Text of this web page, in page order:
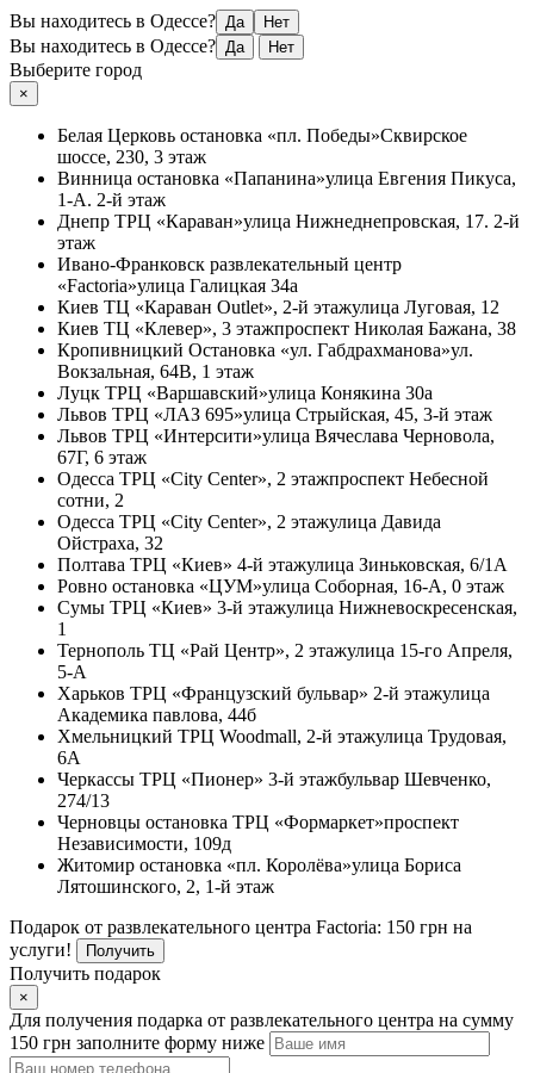
Вы находитесь в Одессе? Да Нет
Вы находитесь в Одессе? Да Нет
Выберите город
×
Белая Церковь остановка «пл. Победы»Сквирское
шоссе, 230, 3 этаж
Винница остановка «Папанина»улица Евгения Пикуса,
1-А. 2-й этаж
Днепр ТРЦ «Караван»улица Нижнеднепровская, 17. 2-й
этаж
Ивано-Франковск развлекательный центр
«Factoria»улица Галицкая 34а
Киев ТЦ «Караван Outlet», 2-й этажулица Луговая, 12
Киев ТЦ «Клевер», 3 этажпроспект Николая Бажана, 38
Кропивницкий Остановка «ул. Габдрахманова»ул.
Вокзальная, 64В, 1 этаж
Луцк ТРЦ «Варшавский»улица Конякина 30а
Львов ТРЦ «ЛАЗ 695»улица Стрыйская, 45, 3-й этаж
Львов ТРЦ «Интерсити»улица Вячеслава Черновола,
67Г, 6 этаж
Одесса ТРЦ «City Center», 2 этажпроспект Небесной
сотни, 2
Одесса ТРЦ «City Center», 2 этажулица Давида
Ойстраха, 32
Полтава ТРЦ «Киев» 4-й этажулица Зиньковская, 6/1А
Ровно остановка «ЦУМ»улица Соборная, 16-А, 0 этаж
Сумы ТРЦ «Киев» 3-й этажулица Нижневоскресенская,
1
Тернополь ТЦ «Рай Центр», 2 этажулица 15-го Апреля,
5-А
Харьков ТРЦ «Французский бульвар» 2-й этажулица
Академика павлова, 44б
Хмельницкий ТРЦ Woodmall, 2-й этажулица Трудовая,
6А
Черкассы ТРЦ «Пионер» 3-й этажбульвар Шевченко,
274/13
Черновцы остановка ТРЦ «Формаркет»проспект
Независимости, 109д
Житомир остановка «пл. Королёва»улица Бориса
Лятошинского, 2, 1-й этаж
Подарок от развлекательного центра Factoria: 150 грн на
услуги!
Получить
Получить подарок
×
Для получения подарка от развлекательного центра на сумму
150 грн заполните форму ниже